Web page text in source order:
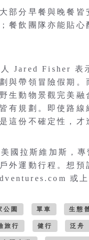
部分早餐與晚餐皆
餐飲團隊亦能貼
Jared Fisher 表
與帶領冒險假期
生動物景觀完美
有規劃。即使路
這份不確定性，才
國拉斯維加斯，
外運動行程。想
或上
公園 單車 生態
旅行 健行 泛舟